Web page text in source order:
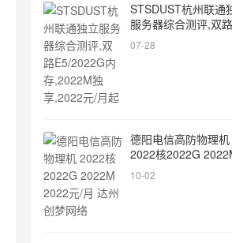
STSDUST杭州联通
服务器综合测评,双路
E5/2022G内存
享,2022元/月起
07-28
德阳电信高防物理机
2022核2022G 2022M
10-02